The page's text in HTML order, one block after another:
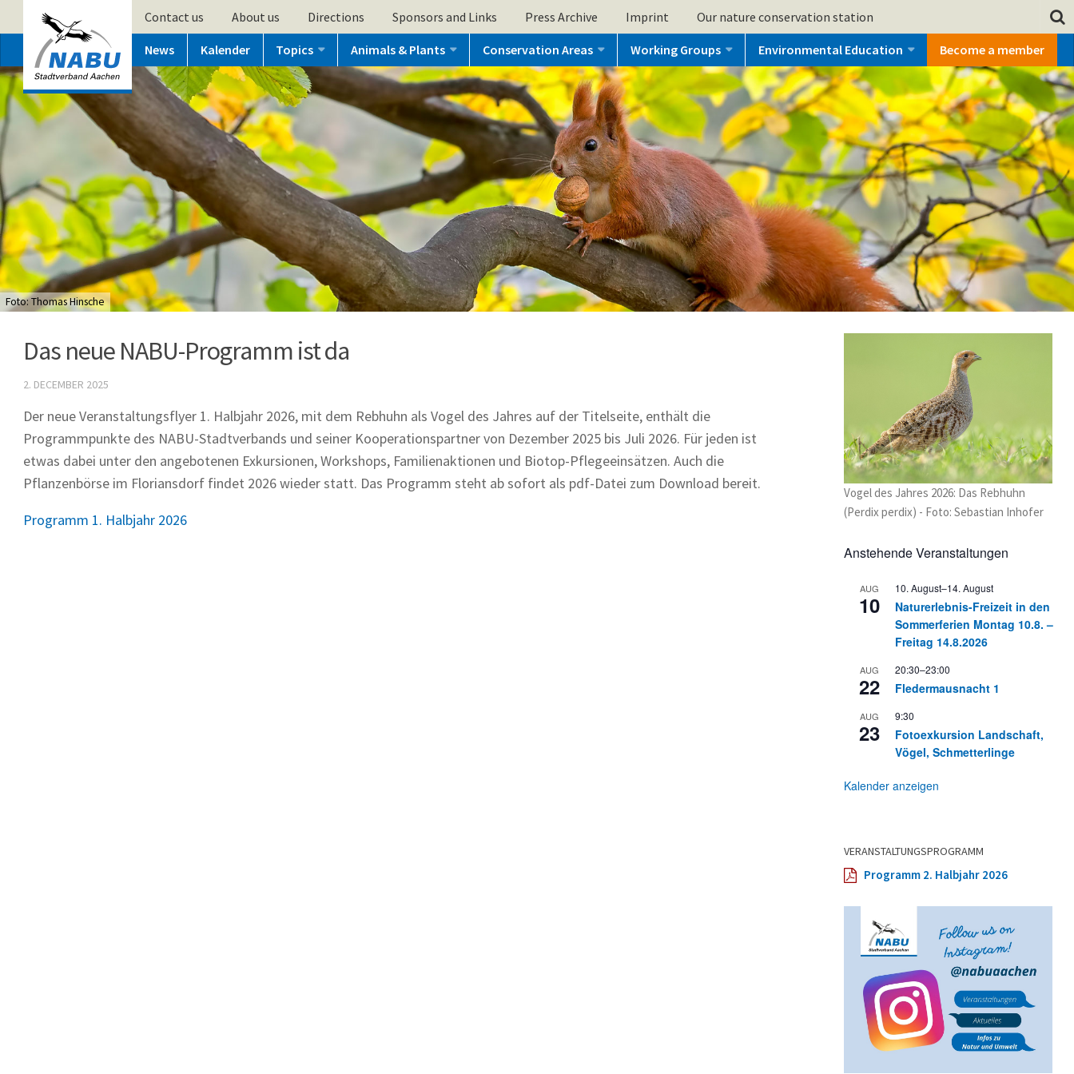
Contact us About us Directions Sponsors and Links Press Archive Imprint Our nature conservation station
News Kalender Topics Animals & Plants Conservation Areas Working Groups Environmental Education Become a member
Foto: Thomas Hinsche
Das neue NABU-Programm ist da
2. DECEMBER 2025
Der neue Veranstaltungsflyer 1. Halbjahr 2026, mit dem Rebhuhn als Vogel des Jahres auf der Titelseite, enthält die
Programmpunkte des NABU-Stadtverbands und seiner Kooperationspartner von Dezember 2025 bis Juli 2026. Für jeden ist
etwas dabei unter den angebotenen Exkursionen, Workshops, Familienaktionen und Biotop-Pflegeeinsätzen. Auch die
Pflanzenbörse im Floriansdorf findet 2026 wieder statt. Das Programm steht ab sofort als pdf-Datei zum Download bereit.
Programm 1. Halbjahr 2026
Vogel des Jahres 2026: Das Rebhuhn
(Perdix perdix) - Foto: Sebastian Inhofer
Anstehende Veranstaltungen
AUG
10
10. August–14. August
Naturerlebnis-Freizeit in den
Sommerferien Montag 10.8. –
Freitag 14.8.2026
AUG
22
20:30–23:00
Fledermausnacht 1
AUG
23
9:30
Fotoexkursion Landschaft,
Vögel, Schmetterlinge
Kalender anzeigen
VERANSTALTUNGSPROGRAMM
Programm 2. Halbjahr 2026